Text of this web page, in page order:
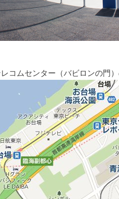
コムセンター（バビロンの門